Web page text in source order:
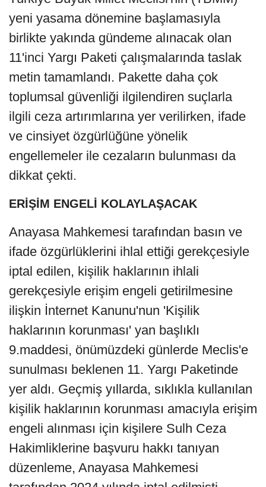
yeni yasama dönemine başlamasıyla
birlikte yakında gündeme alınacak olan
11'inci Yargı Paketi çalışmalarında taslak
metin tamamlandı. Pakette daha çok
toplumsal güvenliği ilgilendiren suçlarla
ilgili ceza artırımlarına yer verilirken, ifade
ve cinsiyet özgürlüğüne yönelik
engellemeler ile cezaların bulunması da
dikkat çekti.
ERİŞİM ENGELİ KOLAYLAŞACAK
Anayasa Mahkemesi tarafından basın ve
ifade özgürlüklerini ihlal ettiği gerekçesiyle
iptal edilen, kişilik haklarının ihlali
gerekçesiyle erişim engeli getirilmesine
ilişkin İnternet Kanunu'nun 'Kişilik
haklarının korunması' yan başlıklı
9.maddesi, önümüzdeki günlerde Meclis'e
sunulması beklenen 11. Yargı Paketinde
yer aldı. Geçmiş yıllarda, sıklıkla kullanılan
kişilik haklarının korunması amacıyla erişim
engeli alınması için kişilere Sulh Ceza
Hakimliklerine başvuru hakkı tanıyan
düzenleme, Anayasa Mahkemesi